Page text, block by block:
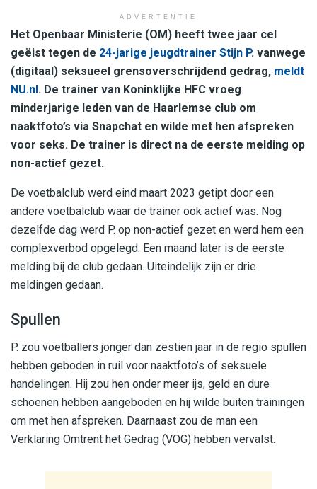
ADVERTENTIE
Het Openbaar Ministerie (OM) heeft twee jaar cel
geëist tegen de 24-jarige jeugdtrainer Stijn P. vanwege
(digitaal) seksueel grensoverschrijdend gedrag, meldt
NU.nl. De trainer van Koninklijke HFC vroeg
minderjarige leden van de Haarlemse club om
naaktfoto’s via Snapchat en wilde met hen afspreken
voor seks. De trainer is direct na de eerste melding op
non-actief gezet.
De voetbalclub werd eind maart 2023 getipt door een
andere voetbalclub waar de trainer ook actief was. Nog
dezelfde dag werd P. op non-actief gezet en werd hem een
complexverbod opgelegd. Een maand later is de eerste
melding bij de club gedaan. Uiteindelijk zijn er drie
meldingen gedaan.
Spullen
P. zou voetballers jonger dan zestien jaar in de regio spullen
hebben geboden in ruil voor naaktfoto’s of seksuele
handelingen. Hij zou hen onder meer ijs, geld en dure
schoenen hebben aangeboden en hij wilde buiten trainingen
om met hen afspreken. Daarnaast zou de man een
Verklaring Omtrent het Gedrag (VOG) hebben vervalst.